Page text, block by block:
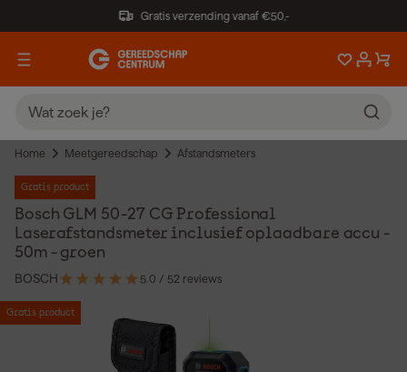
Gratis verzending vanaf €50,-
Home Meetgereedschap Afstandsmeters
Gratis product
Bosch GLM 50-27 CG Professional
Laserafstandsmeter inclusief oplaadbare accu -
50m - groen
BOSCH 5.0 / 52 reviews
Gratis product